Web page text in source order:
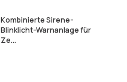
Kombinierte Sirene-
Blinklicht-Warnanlage für
Ze...